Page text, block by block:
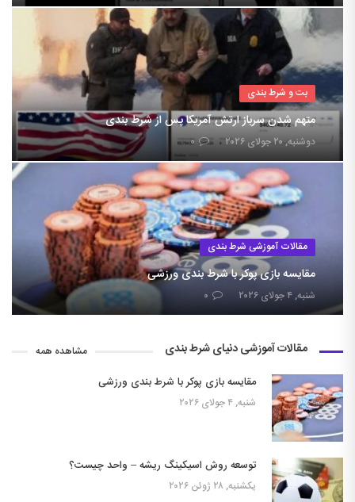
بت و شرط بندی
متهم شدن سرباز ارتش آمریکا پس از شرط بندی
دوشنبه, ۲۰ جولای ۲۰۲۶ ۰
مقالات آموزشی شرط بندی
مقایسه بازی پوکر با شرط بندی ورزشی
شنبه, ۴ جولای ۲۰۲۶ ۰
مقالات آموزشی دنیای شرط بندی مشاهده همه
مقایسه بازی پوکر با شرط بندی ورزشی
شنبه, ۴ جولای ۲۰۲۶
توسعه روش اسیکینگ ریشه – واحد چیست؟
یکشنبه, ۲۸ ژوئن ۲۰۲۶